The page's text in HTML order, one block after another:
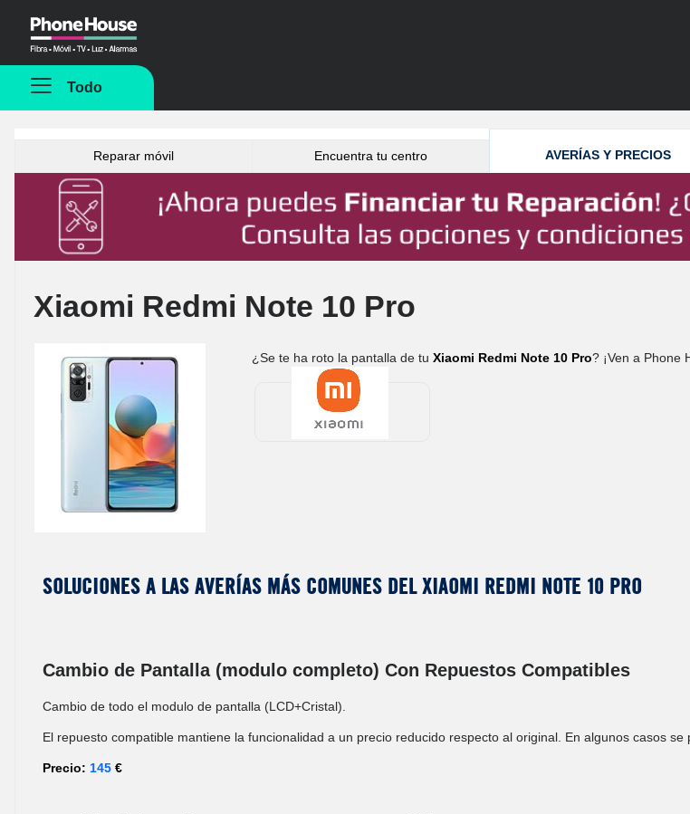
Todo
Reparar móvil Encuentra tu centro AVERÍAS Y PRECIOS
Xiaomi Redmi Note 10 Pro
¿Se te ha roto la pantalla de tuXiaomi Redmi Note 10 Pro? ¡Ven a Phone
Soluciones a las averías más comunes del Xiaomi Redmi Note 10 Pro
Cambio de Pantalla (modulo completo) Con Repuestos Compatibles
Cambio de todo el modulo de pantalla (LCD+Cristal).
El repuesto compatible mantiene la funcionalidad a un precio reducido respecto al original. En algunos casos
Precio: 145 €